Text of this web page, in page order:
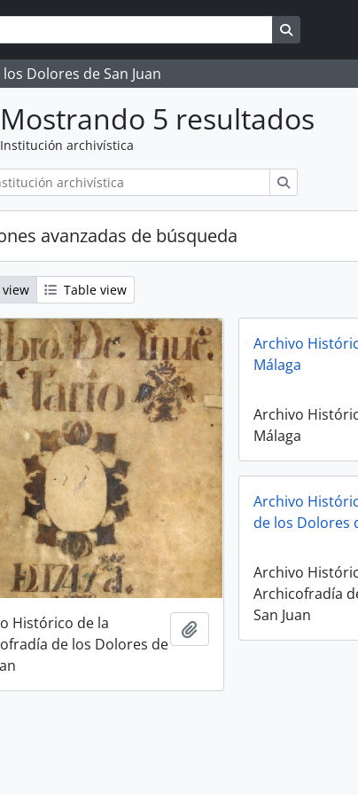
Search in
Dolores de San Juan
Mostrando 5 resultados
Institución archivística
avanzadas de búsqueda
Table view
Histórico de la
de los Dolores de
Añadir al portapapeles
Archivo
Málaga
Archivo
Málaga
Archivo
de los Dolores
Archivo
Archicofradía
San Juan